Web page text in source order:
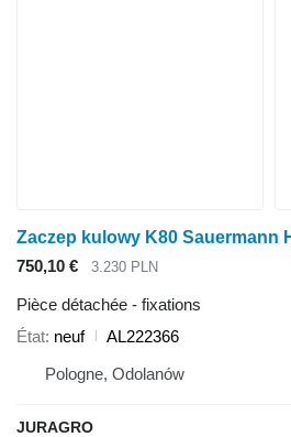
750,10 € 3.230 PLN
Pièce détachée - fixations
État neuf
AL222366
Pologne, Odolanów
JURAGRO